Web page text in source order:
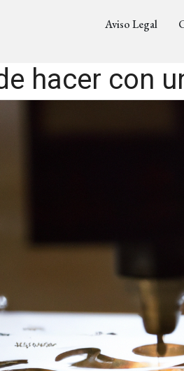
Aviso Legal
hacer con